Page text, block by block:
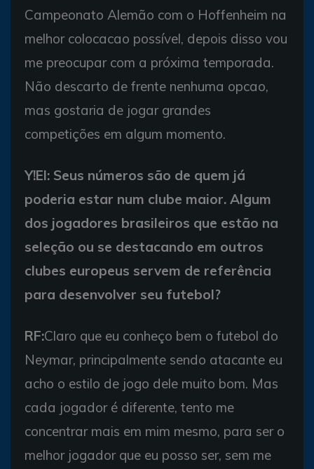
Campeonato Alemão com o Hoffenheim na
melhor colocacao possível, depois disso vou
me preocupar com a próxima temporada.
Não descarto de frente nenhuma opcao,
mas gostaria de jogar grandes
competições em algum momento.
Y!EI: Seus números são de quem já
poderia estar num clube maior. Algum
dos jogadores brasileiros que estão na
seleção ou se destacando em outros
clubes europeus servem de referência
para desenvolver seu futebol?
RF:Claro que eu conheço bem o futebol do
Neymar, principalmente sendo atacante eu
acho o estilo de jogo dele muito bom. Mas
cada jogador é diferente, tento me
concentrar mais em mim mesmo, para ser o
melhor jogador que eu posso ser, sem me